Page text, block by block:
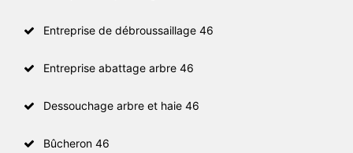
Entreprise de débroussaillage 46
Entreprise abattage arbre 46
Dessouchage arbre et haie 46
Bûcheron 46